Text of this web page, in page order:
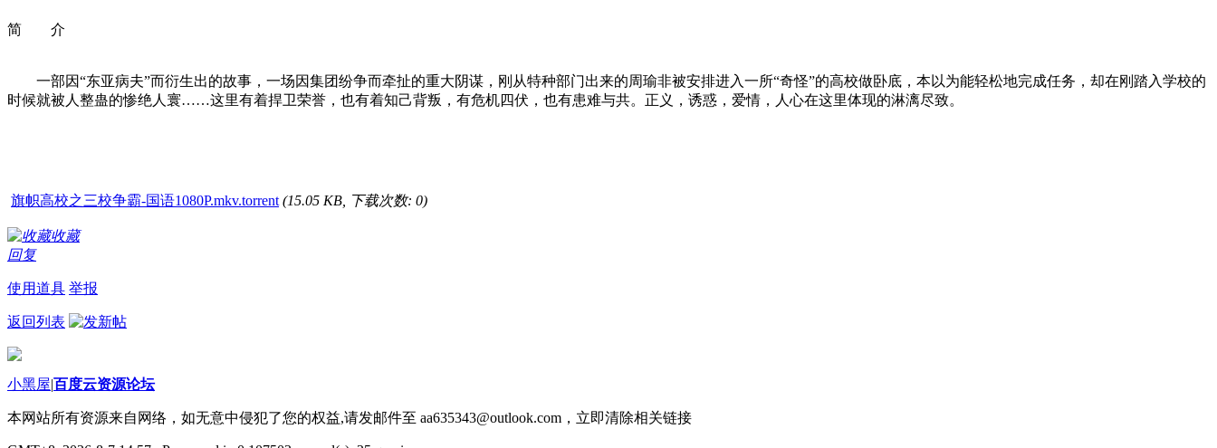
简 介
一部因“东亚病夫”而衍生出的故事，一场因集团纷争而牵扯的重大阴谋，刚从特种部门出来的周瑜非被安排进入一所“奇怪”的高校做卧底，本以为能轻松地完成任务，却在刚踏入学校的
时候就被人整蛊的惨绝人寰……这里有着捍卫荣誉，也有着知己背叛，有危机四伏，也有患难与共。正义，诱惑，爱情，人心在这里体现的淋漓尽致。
旗帜高校之三校争霸-国语1080P.mkv.torrent (15.05 KB, 下载次数: 0)
收藏
回复
使用道具 举报
返回列表
小黑屋|百度云资源论坛
本网站所有资源来自网络，如无意中侵犯了您的权益,请发邮件至 aa635343@outlook.com ，立即清除相关链接